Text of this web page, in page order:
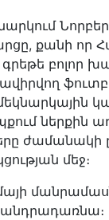
քանի որ
բոլոր
ներքին
ժամանակի
մեջ։